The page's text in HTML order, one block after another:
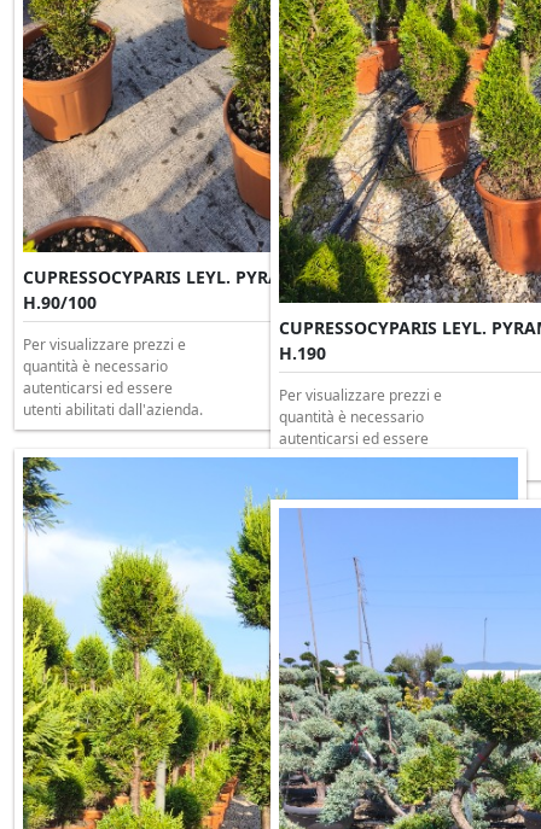
CUPRESSOCYPARIS LEYL. PYRAMIDALIS(2001) Spirale Clt 12
H.90/100
Per visualizzare prezzi e
quantità è necessario
autenticarsi ed essere
utenti abilitati dall'azienda.
CUPRESSOCYPARIS LEYL.
H.190
Per visualizzare prezzi e
quantità è necessario
autenticarsi ed essere
utenti abilitati dall'azienda.